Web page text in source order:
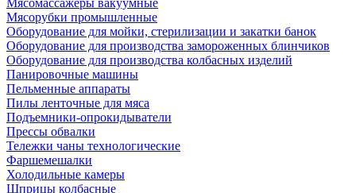
Мясомассажеры вакуумные
Мясорубки промышленные
Оборудование для мойки, стерилизации и закатки банок
Оборудование для производства замороженных блинчиков
Оборудование для производства колбасных изделий
Панировочные машины
Пельменные аппараты
Пилы ленточные для мяса
Подъемники-опрокидыватели
Прессы обвалки
Тележки чаны технологические
Фаршемешалки
Холодильные камеры
Шприцы колбасные